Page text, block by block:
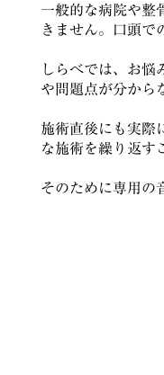
一般的な病院や整
きません。口頭で
しらべでは、お悩
や問題点が分から
施術直後にも実際
な施術を繰り返す
そのために専用の